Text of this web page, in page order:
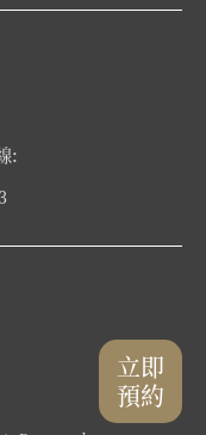
:
立即
預約